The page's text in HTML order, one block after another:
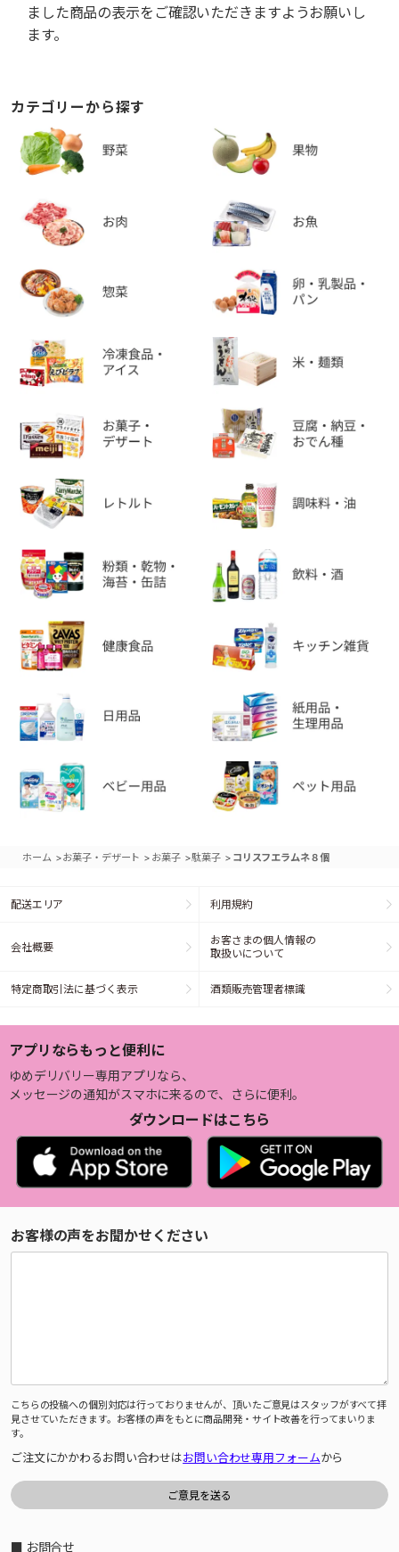
ました商品の表示をご確認いただきますようお願いし
ます。
カテゴリーから探す
ホーム >お菓子・デザート > お菓子 >駄菓子 > コリスフエラムネ８個
配送エリア 利用規約
会社概要
お客さまの個人情報の
取扱いについて
特定商取引法に基づく表示 酒類販売管理者標識
アプリならもっと便利に
ゆめデリバリー専用アプリなら、
メッセージの通知がスマホに来るので、さらに便利。
ダウンロードはこちら
お客様の声をお聞かせください
こちらの投稿への個別対応は行っておりませんが、頂いたご意見はスタッフがすべて拝
見させていただきます。お客様の声をもとに商品開発・サイト改善を行ってまいりま
す。
ご注文にかかわるお問い合わせはお問い合わせ専用フォームから
■ お問合せ